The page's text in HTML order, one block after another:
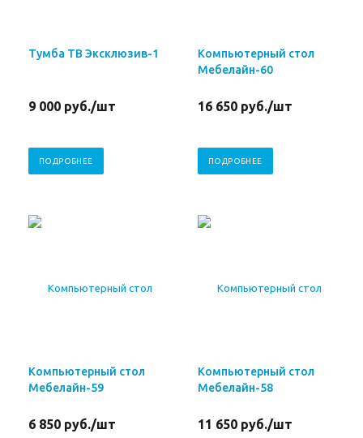
Тумба ТВ Эксклюзив-1
9 000 руб./шт
ПОДРОБНЕЕ
Компьютерный стол
Мебелайн-60
16 650 руб./шт
ПОДРОБНЕЕ
Компьютерный стол
Мебелайн-59
6 850 руб./шт
Компьютерный стол
Мебелайн-58
11 650 руб./шт